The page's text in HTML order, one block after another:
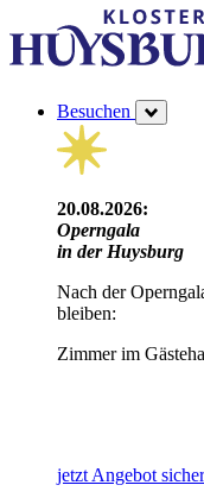
Besuchen
20.08.2026:
Operngala
in der Huysburg
Nach der
bleiben:
Zimmer im
jetzt Angebot